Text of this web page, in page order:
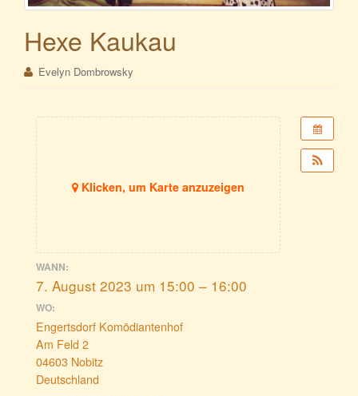
Hexe Kaukau
Evelyn Dombrowsky
Klicken, um Karte anzuzeigen
WANN:
7. August 2023 um 15:00 – 16:00
WO:
Engertsdorf Komödiantenhof
Am Feld 2
04603 Nobitz
Deutschland